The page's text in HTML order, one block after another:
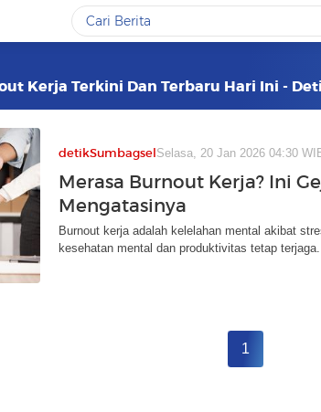
Kerja Terkini Dan Terbaru Hari Ini -
detikSumbagselSelasa, 20 Jan 2026 04:30
Merasa Burnout Kerja? Ini
Mengatasinya
Burnout kerja adalah kelelahan mental akibat
kesehatan mental dan produktivitas tetap terjaga.
1